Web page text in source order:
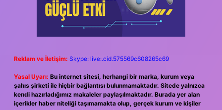
Reklam ve İletişim: Skype: live:.cid.575569c608265c69
Yasal Uyarı: Bu internet sitesi, herhangi bir marka, kurum veya
şahıs şirketi ile hiçbir bağlantısı bulunmamaktadır. Sitede yalnızca
kendi hazırladığımız makaleler paylaşılmaktadır. Burada yer alan
içerikler haber niteliği taşımamakta olup, gerçek kurum ve kişiler